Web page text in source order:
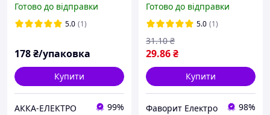
100шт.
Готово до відправки
5.0 (1)
178₴/упаковка
Купити
АККА-ЕЛЕКТРО 99%
Systems
Готово до відправки
5.0 (1)
29.86₴
31.10 ₴
Купити
Фаворит Електро 98%